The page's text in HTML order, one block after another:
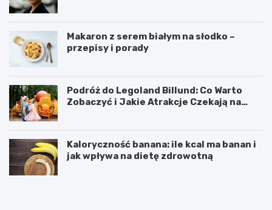
Makaron z serem białym na słodko –
przepisy i porady
Podróż do Legoland Billund: Co Warto
Zobaczyć i Jakie Atrakcje Czekają na
Kaloryczność banana: ile kcal ma banan i
jak wpływa na dietę zdrowotną
K
D